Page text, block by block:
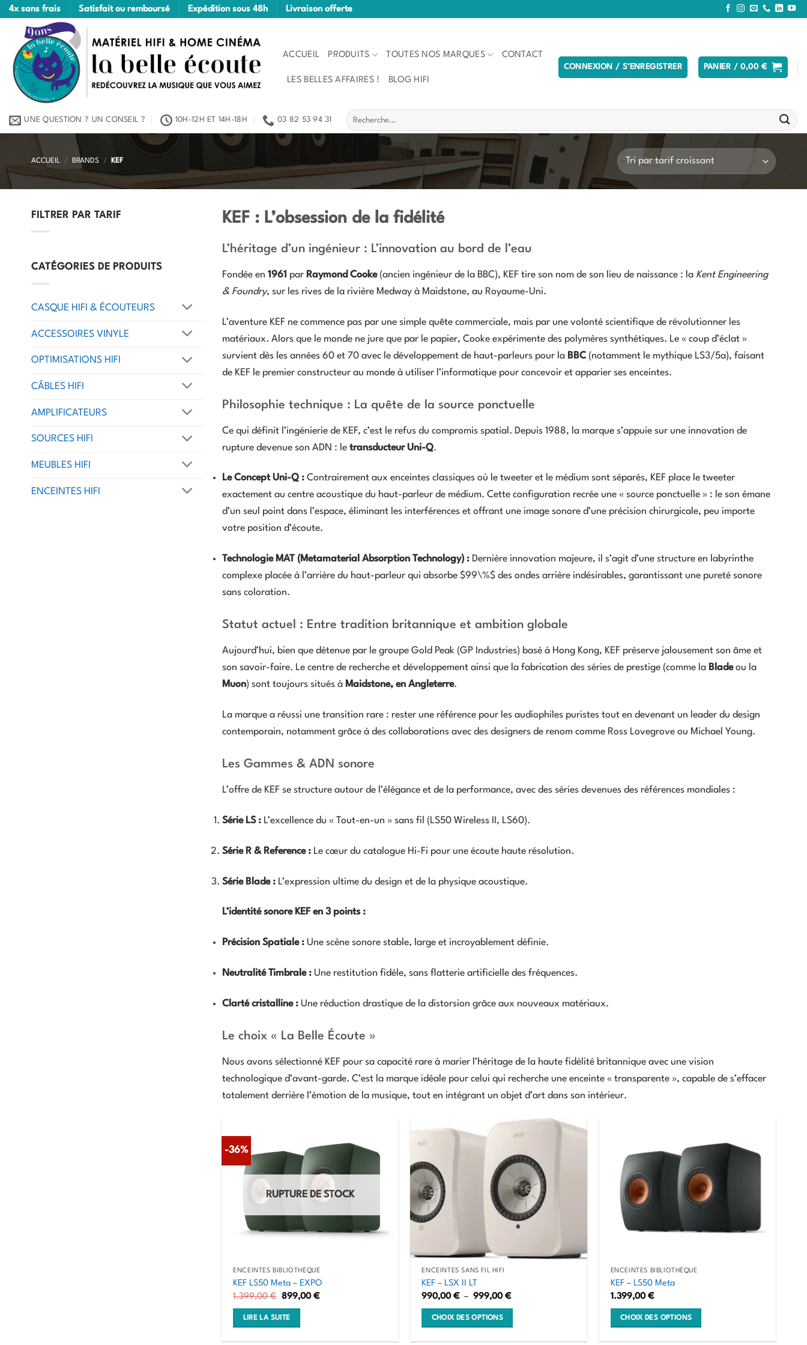
Passer
contenu
4x sans frais Satisfait ou remboursé Expédition sous 48h Livraison offerte
ACCUEIL PRODUITS TOUTES NOS MARQUES CONTACT
LES BELLES AFFAIRES ! BLOG HIFI
CONNEXION / S’ENREGISTRER PANIER /0,00 €
UNE QUESTION ? UN CONSEIL ? 10H-12H ET 14H-18H 03 82 53 94 31
Recherche
pour :
ACCUEIL / BRANDS / KEF
FILTRER PAR TARIF
CATÉGORIES DE PRODUITS
CASQUE HIFI & ÉCOUTEURS
ACCESSOIRES VINYLE
OPTIMISATIONS HIFI
CÂBLES HIFI
AMPLIFICATEURS
SOURCES HIFI
MEUBLES HIFI
ENCEINTES HIFI
KEF : L’obsession de la fidélité
L’héritage d’un ingénieur : L’innovation au bord de l’eau
Fondée en 1961 par Raymond Cooke(ancien ingénieur de la BBC), KEF tire son nom de son lieu de naissance : la Kent Engineering
& Foundry, sur les rives de la rivière Medway à Maidstone, au Royaume-Uni.
L’aventure KEF ne commence pas par une simple quête commerciale, mais par une volonté scientifique de révolutionner les
matériaux. Alors que le monde ne jure que par le papier, Cooke expérimente des polymères synthétiques. Le « coup d’éclat »
survient dès les années 60 et 70 avec le développement de haut-parleurs pour la BBC(notamment le mythique LS3/5a), faisant
de KEF le premier constructeur au monde à utiliser l’informatique pour concevoir et apparier ses enceintes.
Philosophie technique : La quête de la source ponctuelle
Ce qui définit l’ingénierie de KEF, c’est le refus du compromis spatial. Depuis 1988, la marque s’appuie sur une innovation de
rupture devenue son ADN : le transducteur Uni-Q.
Le Concept Uni-Q :Contrairement aux enceintes classiques où le tweeter et le médium sont séparés, KEF place le tweeter
exactement au centre acoustique du haut-parleur de médium. Cette configuration recrée une « source ponctuelle » : le son émane
d’un seul point dans l’espace, éliminant les interférences et offrant une image sonore d’une précision chirurgicale, peu importe
votre position d’écoute.
Technologie MAT (Metamaterial Absorption Technology) :Dernière innovation majeure, il s’agit d’une structure en labyrinthe
complexe placée à l’arrière du haut-parleur qui absorbe $99\%$des ondes arrière indésirables, garantissant une pureté sonore
sans coloration.
Statut actuel : Entre tradition britannique et ambition globale
Aujourd’hui, bien que détenue par le groupe Gold Peak (GP Industries) basé à Hong Kong, KEF préserve jalousement son âme et
son savoir-faire. Le centre de recherche et développement ainsi que la fabrication des séries de prestige (comme la Bladeou la
Muon) sont toujours situés à Maidstone, en Angleterre.
La marque a réussi une transition rare : rester une référence pour les audiophiles puristes tout en devenant un leader du design
contemporain, notamment grâce à des collaborations avec des designers de renom comme Ross Lovegrove ou Michael Young.
Les Gammes & ADN sonore
L’offre de KEF se structure autour de l’élégance et de la performance, avec des séries devenues des références mondiales :
Série LS :L’excellence du « Tout-en-un » sans fil (LS50 Wireless II, LS60).
Série R & Reference :Le cœur du catalogue Hi-Fi pour une écoute haute résolution.
Série Blade :L’expression ultime du design et de la physique acoustique.
L’identité sonore KEF en 3 points :
Précision Spatiale :Une scène sonore stable, large et incroyablement définie.
Neutralité Timbrale :Une restitution fidèle, sans flatterie artificielle des fréquences.
Clarté cristalline :Une réduction drastique de la distorsion grâce aux nouveaux matériaux.
Le choix « La Belle Écoute »
Nous avons sélectionné KEF pour sa capacité rare à marier l’héritage de la haute fidélité britannique avec une vision
technologique d’avant-garde. C’est la marque idéale pour celui qui recherche une enceinte « transparente », capable de s’effacer
totalement derrière l’émotion de la musique, tout en intégrant un objet d’art dans son intérieur.
-36%
RUPTURE DE STOCK
ENCEINTES BIBLIOTHÈQUE
KEF LS50 Meta – EXPO
1.399,00€
Le
initial
était :
899,00€Le
LIRE LA SUITE
ENCEINTES SANS FIL HIFI
KEF – LSX II LT
990,00€ – 999,00€Plage
999,00 €
CHOIX DES OPTIONS
ENCEINTES BIBLIOTHÈQUE
KEF – LS50 Meta
1.399,00 €
CHOIX DES OPTIONS